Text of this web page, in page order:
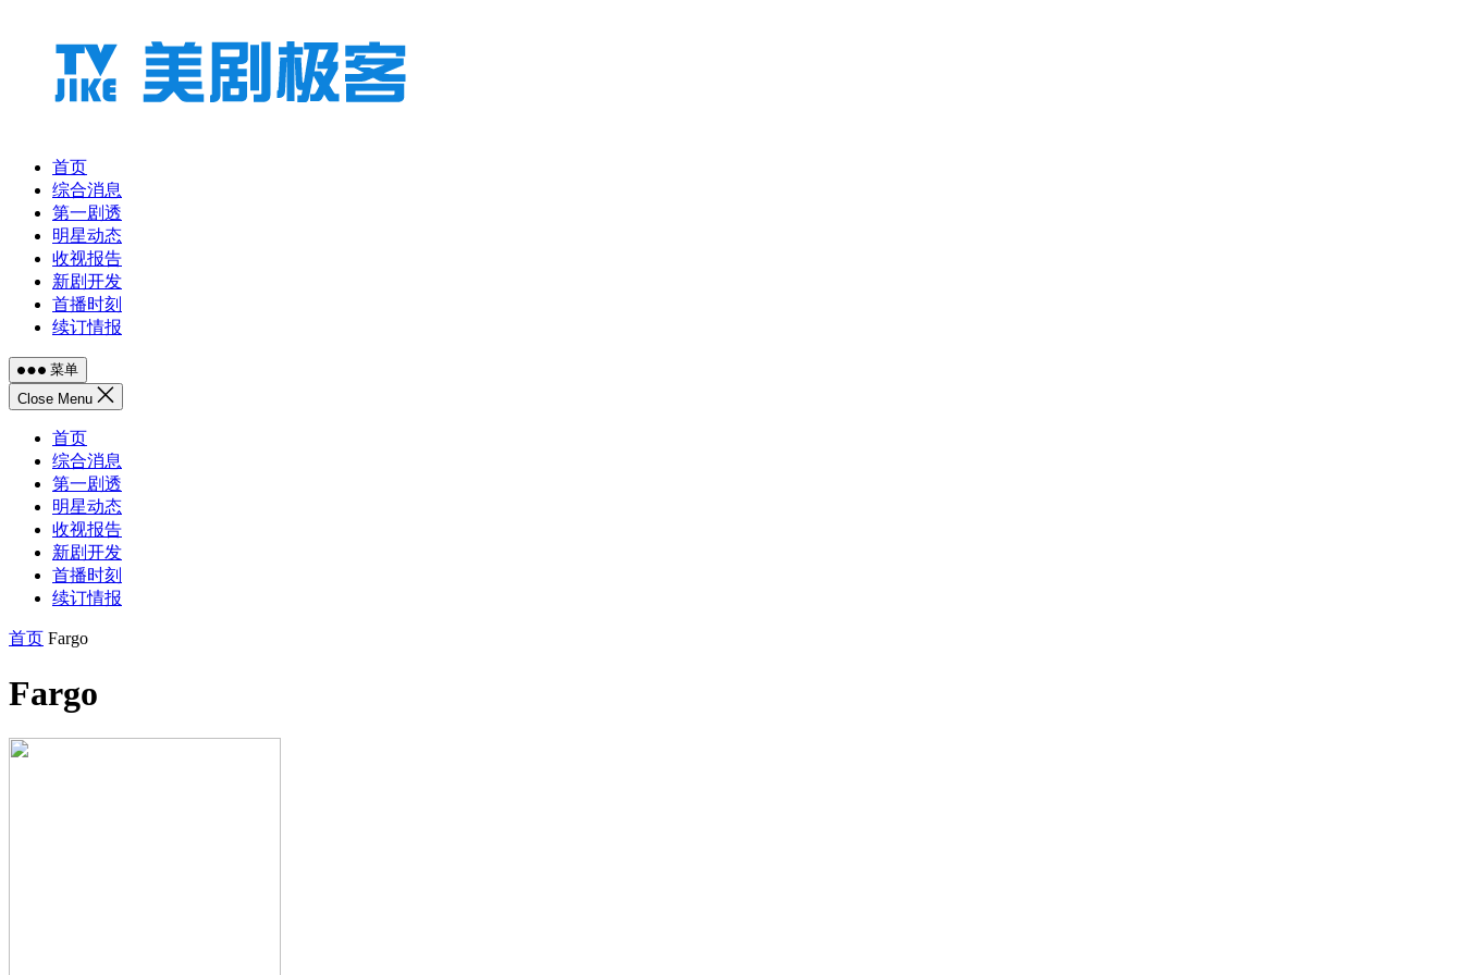
首页
综合消息
第一剧透
明星动态
收视报告
新剧开发
首播时刻
续订情报
菜单
Close Menu
首页
综合消息
第一剧透
明星动态
收视报告
新剧开发
首播时刻
续订情报
首页 Fargo
Fargo